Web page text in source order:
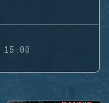
15:00